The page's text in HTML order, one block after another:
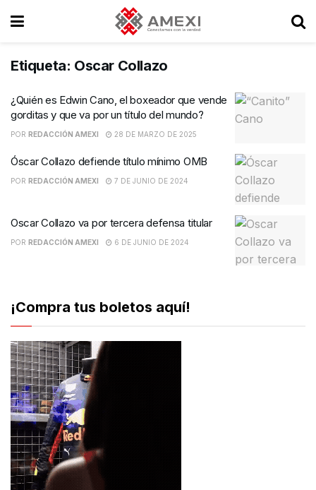
Etiqueta: Oscar Collazo
¿Quién es Edwin Cano, el boxeador que vende
gorditas y que va por un título del mundo?
POR REDACCIÓN AMEXI 28 DE MARZO DE 2025
Óscar Collazo defiende título mínimo OMB
POR REDACCIÓN AMEXI 7 DE JUNIO DE 2024
Oscar Collazo va por tercera defensa titular
POR REDACCIÓN AMEXI 6 DE JUNIO DE 2024
¡Compra tus boletos aquí!